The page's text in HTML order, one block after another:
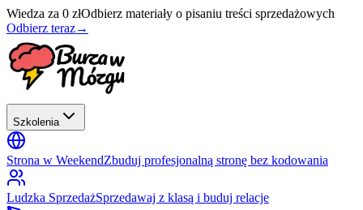
Wiedza za 0 złOdbierz materiały o pisaniu treści sprzedażowych
Odbierz teraz→
Szkolenia
Strona w WeekendZbuduj profesjonalną stronę bez kodowania
Ludzka SprzedażSprzedawaj z klasą i buduj relacje